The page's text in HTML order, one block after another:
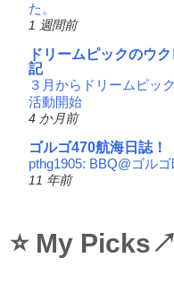
た。
1 週間前
ドリームピックのウ
記
３月からドリームピッ
活動開始
4 か月前
ゴルゴ470航海日誌！
pthg1905: BBQ@ゴル
11 年前
⭐ My